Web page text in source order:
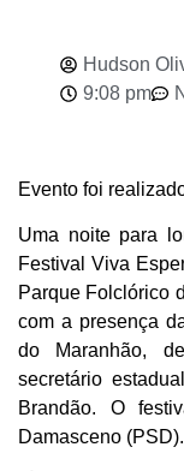
Hudson
9:08 pm
Evento foi
Uma noite para
Festival Viva
Parque Folclórico
com a presença
do Maranhão,
secretário
Brandão. O
Damasceno (PSD).